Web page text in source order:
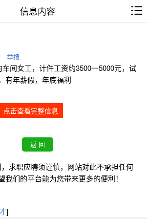
信息内容
举报
间女工，计件工资约3500一5000元，试
有年薪假，年底福利
点击查看完整信息
求职应聘须谨慎，网站对此不承担任何
我们的平台能为您带来更多的便利！
]